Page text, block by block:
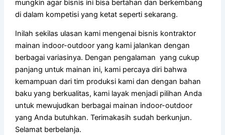
mungkin agar bisnis ini bisa bertahan dan berkembang
di dalam kompetisi yang ketat seperti sekarang.
Inilah sekilas ulasan kami mengenai bisnis kontraktor
mainan indoor-outdoor yang kami jalankan dengan
berbagai variasinya. Dengan pengalaman yang cukup
panjang untuk mainan ini, kami percaya diri bahwa
kemampuan dari tim produksi kami dan dengan bahan
baku yang berkualitas, kami layak menjadi pilihan Anda
untuk mewujudkan berbagai mainan indoor-outdoor
yang Anda butuhkan. Terimakasih sudah berkunjun.
Selamat berbelanja.